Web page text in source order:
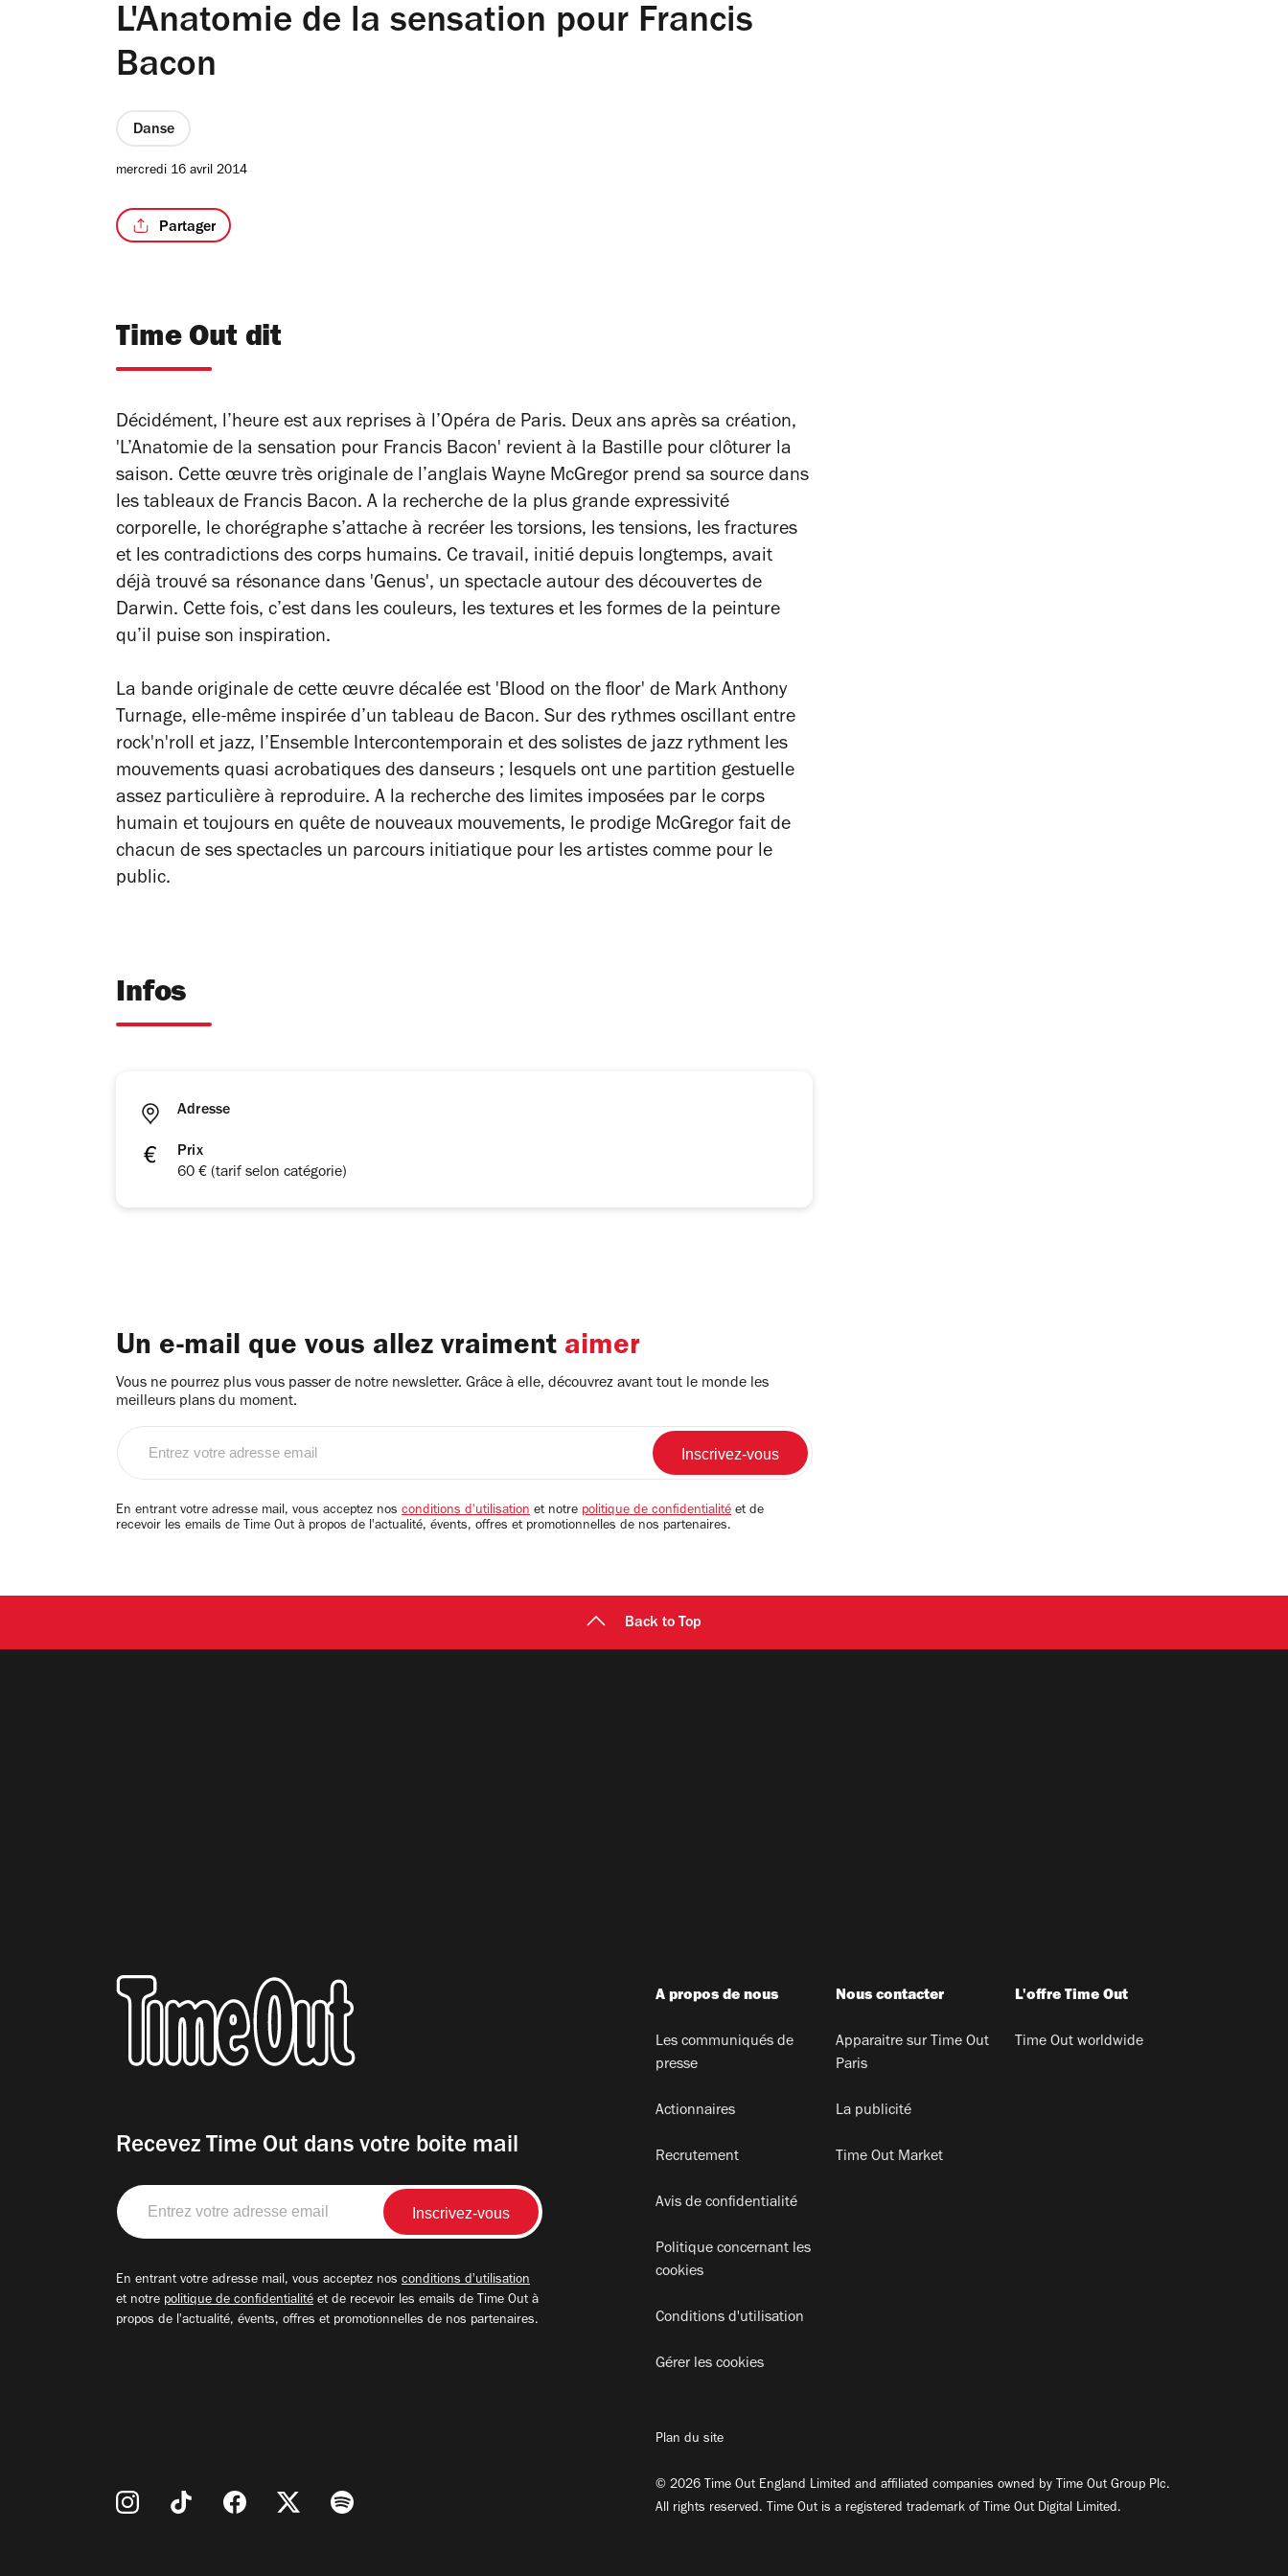
L'Anatomie de la sensation pour Francis
Bacon
Danse
mercredi 16 avril 2014
Partager
Time Out dit
Décidément, l’heure est aux reprises à l’Opéra de Paris. Deux ans après sa création,
'L’Anatomie de la sensation pour Francis Bacon' revient à la Bastille pour clôturer la
saison. Cette œuvre très originale de l’anglais Wayne McGregor prend sa source dans
les tableaux de Francis Bacon. A la recherche de la plus grande expressivité
corporelle, le chorégraphe s’attache à recréer les torsions, les tensions, les fractures
et les contradictions des corps humains. Ce travail, initié depuis longtemps, avait
déjà trouvé sa résonance dans 'Genus', un spectacle autour des découvertes de
Darwin. Cette fois, c’est dans les couleurs, les textures et les formes de la peinture
qu’il puise son inspiration.
La bande originale de cette œuvre décalée est 'Blood on the floor' de Mark Anthony
Turnage, elle-même inspirée d’un tableau de Bacon. Sur des rythmes oscillant entre
rock'n'roll et jazz, l’Ensemble Intercontemporain et des solistes de jazz rythment les
mouvements quasi acrobatiques des danseurs ; lesquels ont une partition gestuelle
assez particulière à reproduire. A la recherche des limites imposées par le corps
humain et toujours en quête de nouveaux mouvements, le prodige McGregor fait de
chacun de ses spectacles un parcours initiatique pour les artistes comme pour le
public.
Infos
Adresse
Prix
60 € (tarif selon catégorie)
Un e-mail que vous allez vraiment aimer
Vous ne pourrez plus vous passer de notre newsletter. Grâce à elle, découvrez avant tout le monde les
meilleurs plans du moment.
email
En entrant votre adresse mail, vous acceptez nos conditions d'utilisation et notre politique de confidentialité et de
recevoir les emails de Time Out à propos de l'actualité, évents, offres et promotionnelles de nos partenaires.
Back to Top
Recevez Time Out dans votre boite mail
Entrez
votre
adresse
En entrant votre adresse mail, vous acceptez nos conditions d'utilisation
et notre politique de confidentialité et de recevoir les emails de Time Out à
propos de l'actualité, évents, offres et promotionnelles de nos partenaires.
A propos de nous
Les communiqués de
presse
Actionnaires
Recrutement
Avis de confidentialité
Politique concernant les
cookies
Conditions d'utilisation
Gérer les cookies
Nous contacter
Apparaitre sur Time Out
Paris
La publicité
Time Out Market
L'offre Time Out
Time Out worldwide
Plan du site
© 2026 Time Out England Limited and affiliated companies owned by Time Out Group Plc.
All rights reserved. Time Out is a registered trademark of Time Out Digital Limited.